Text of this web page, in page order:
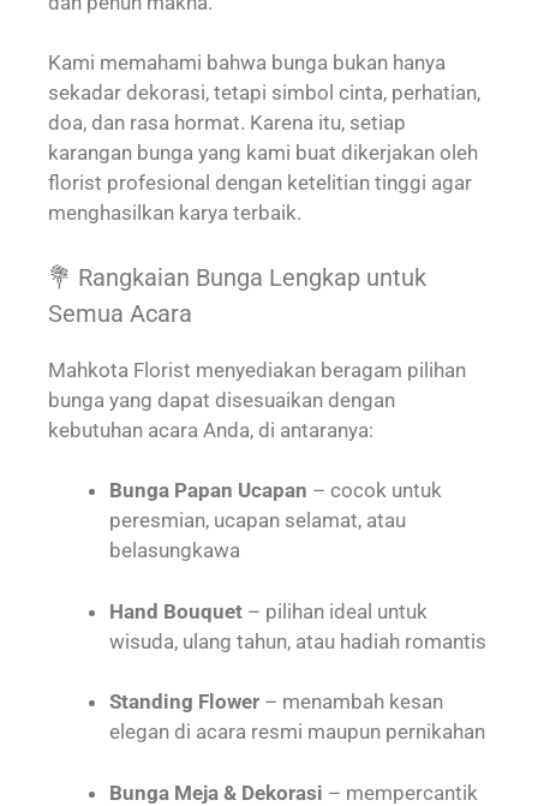
Kami memahami bahwa bunga bukan hanya
sekadar dekorasi, tetapi simbol cinta, perhatian,
doa, dan rasa hormat. Karena itu, setiap
karangan bunga yang kami buat dikerjakan oleh
florist profesional dengan ketelitian tinggi agar
menghasilkan karya terbaik.
💐 Rangkaian Bunga Lengkap untuk
Semua Acara
Mahkota Florist menyediakan beragam pilihan
bunga yang dapat disesuaikan dengan
kebutuhan acara Anda, di antaranya:
Bunga Papan Ucapan – cocok untuk
peresmian, ucapan selamat, atau
belasungkawa
Hand Bouquet – pilihan ideal untuk
wisuda, ulang tahun, atau hadiah romantis
Standing Flower – menambah kesan
elegan di acara resmi maupun pernikahan
Bunga Meja & Dekorasi – mempercantik